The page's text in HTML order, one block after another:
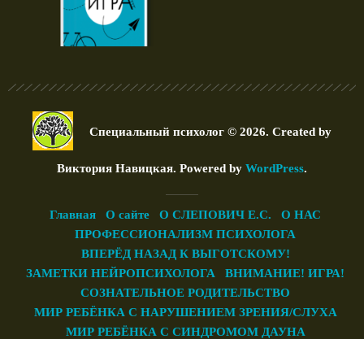
Специальный психолог © 2026. Created by
Виктория Навицкая. Powered by WordPress.
Главная О сайте О СЛЕПОВИЧ Е.С.
О НАС
ПРОФЕССИОНАЛИЗМ ПСИХОЛОГА
ВПЕРЁД НАЗАД К ВЫГОТСКОМУ!
ЗАМЕТКИ НЕЙРОПСИХОЛОГА
ВНИМАНИЕ! ИГРА!
СОЗНАТЕЛЬНОЕ РОДИТЕЛЬСТВО
МИР РЕБЁНКА С НАРУШЕНИЕМ ЗРЕНИЯ/СЛУХА
МИР РЕБЁНКА С СИНДРОМОМ ДАУНА